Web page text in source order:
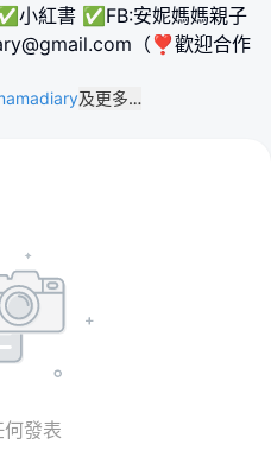
小紅書 ✅FB:安妮媽媽親子
（❣️歡迎合作
及更多…
發表